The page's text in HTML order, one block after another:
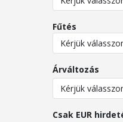
Fűtés
Árváltozás
Csak EUR